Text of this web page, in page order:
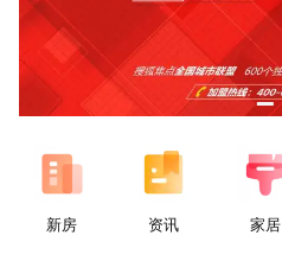
新房 资讯 家居